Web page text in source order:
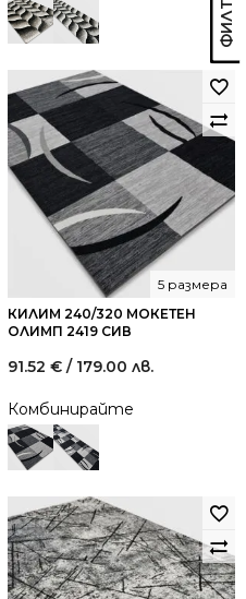
КИЛИМ 240/320 МОКЕТЕН
ОЛИМП 2419 СИВ
5 размера
91.52 € / 179.00 лв.
Комбинирайте